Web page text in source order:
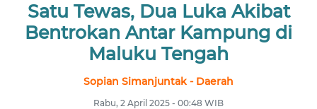
Satu Tewas, Dua Luka Akibat
Bentrokan Antar Kampung di
Maluku Tengah
Sopian Simanjuntak - Daerah
Rabu, 2 April 2025 - 00:48 WIB
NASIONAL